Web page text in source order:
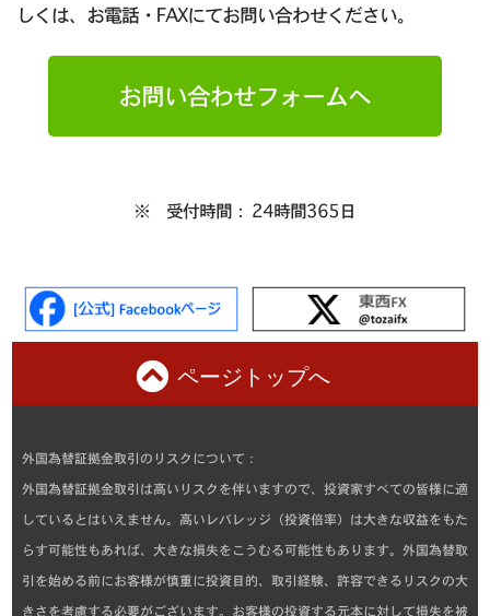
しくは、お電話・FAXにてお問い合わせください。
お問い合わせフォームへ
※ 受付時間： 24時間365日
ページトップへ
外国為替証拠金取引のリスクについて：
外国為替証拠金取引は高いリスクを伴いますので、投資家すべての皆様に適
しているとはいえません。高いレバレッジ（投資倍率）は大きな収益をもた
らす可能性もあれば、大きな損失をこうむる可能性もあります。外国為替取
引を始める前にお客様が慎重に投資目的、取引経験、許容できるリスクの大
きさを考慮する必要がございます。お客様の投資する元本に対して損失を被